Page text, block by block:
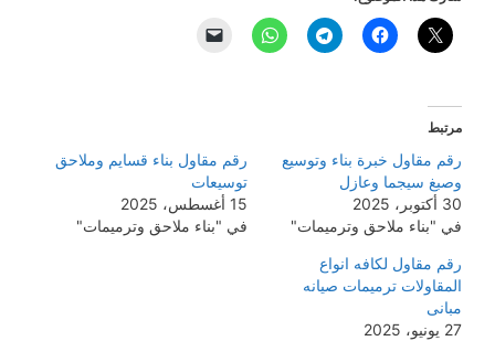
مرتبط
رقم مقاول خبرة بناء وتوسيع
وصبغ سيجما وعازل
30 أكتوبر، 2025
في "بناء ملاحق وترميمات"
رقم مقاول بناء قسايم وملاحق
توسيعات
15 أغسطس، 2025
في "بناء ملاحق وترميمات"
رقم مقاول لكافه انواع
المقاولات ترميمات صيانه
مبانى
27 يونيو، 2025